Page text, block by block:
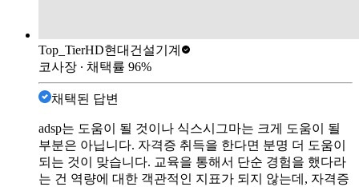
Top_TierHD현대건설기계
코사장 ∙ 채택률 96%
채택된 답변
adsp는 도움이 될 것이나 식스시그마는 크게 도움이 될
부분은 아닙니다. 자격증 취득을 한다면 분명 더 도움이
되는 것이 맞습니다. 교육을 통해서 단순 경험을 했다라
는 건 역량에 대한 객관적인 지표가 되지 않는데, 자격증